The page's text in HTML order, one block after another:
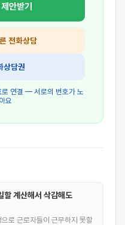
안받기
전화상담
상담권
로 연결 — 서로의 번호가 노
요
할 계산해서 삭감해도
로 근로자들이 근무하지 못할